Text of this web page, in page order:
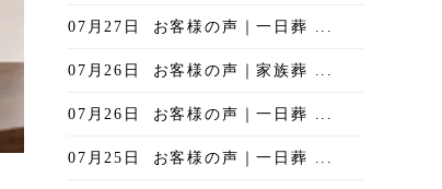
07月27日 お客様の声｜一日葬 ...
07月26日 お客様の声｜家族葬 ...
07月26日 お客様の声｜一日葬 ...
07月25日 お客様の声｜一日葬 ...